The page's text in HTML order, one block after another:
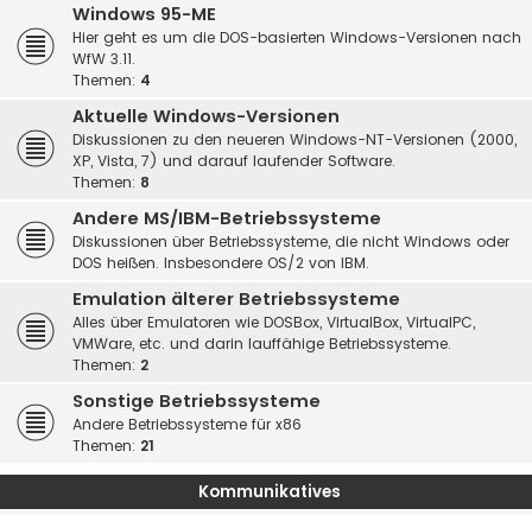
Windows 95-ME
Hier geht es um die DOS-basierten Windows-Versionen nach
WfW 3.11.
Themen: 4
Aktuelle Windows-Versionen
Diskussionen zu den neueren Windows-NT-Versionen (2000,
XP, Vista, 7) und darauf laufender Software.
Themen: 8
Andere MS/IBM-Betriebssysteme
Diskussionen über Betriebssysteme, die nicht Windows oder
DOS heißen. Insbesondere OS/2 von IBM.
Emulation älterer Betriebssysteme
Alles über Emulatoren wie DOSBox, VirtualBox, VirtualPC,
VMWare, etc. und darin lauffähige Betriebssysteme.
Themen: 2
Sonstige Betriebssysteme
Andere Betriebssysteme für x86
Themen: 21
Kommunikatives